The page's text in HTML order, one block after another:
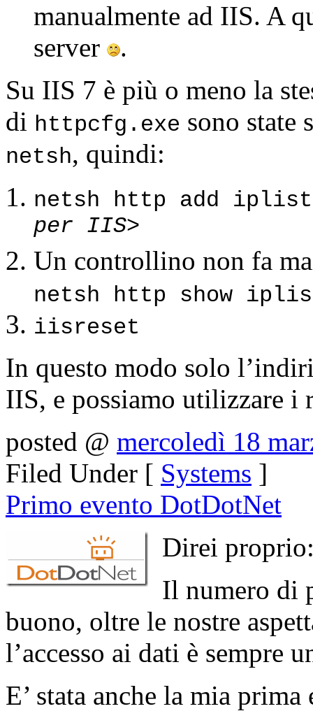
manualmente ad IIS. A
server
.
Su IIS 7 è più o meno la
di httpcfg.exe sono state
netsh, quindi:
netsh http add
per IIS>
Un controllino non fa
netsh http show
iisreset
In questo modo solo
IIS, e possiamo utilizzare
posted @ mercoledì 18
Filed Under [ Systems ]
Primo evento DotDotNet
Direi
Il numero di
buono, oltre le nostre
l’accesso ai dati è sempre
E’ stata anche la mia prima